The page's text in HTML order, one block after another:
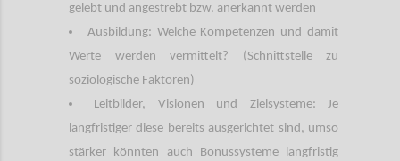
gelebt und angestrebt bzw. anerkannt werden
Ausbildung: Welche Kompetenzen und damit
Werte werden vermittelt? (Schnittstelle zu
soziologische Faktoren)
Leitbilder, Visionen und Zielsysteme: Je
langfristiger diese bereits ausgerichtet sind, umso
stärker könnten auch Bonussysteme langfristig